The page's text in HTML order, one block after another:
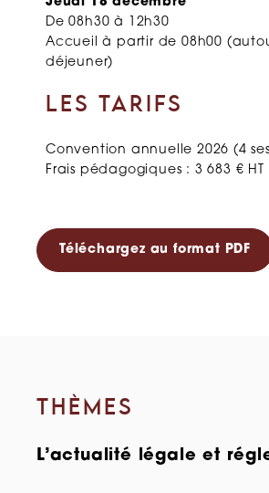
De 08h30 à 12h30
Accueil à partir de 08h00
déjeuner)
LES TARIFS
Convention annuelle 2026 (4
Frais pédagogiques : 3 683 € HT
Téléchargez au format PDF
THÈMES
L’actualité légale et